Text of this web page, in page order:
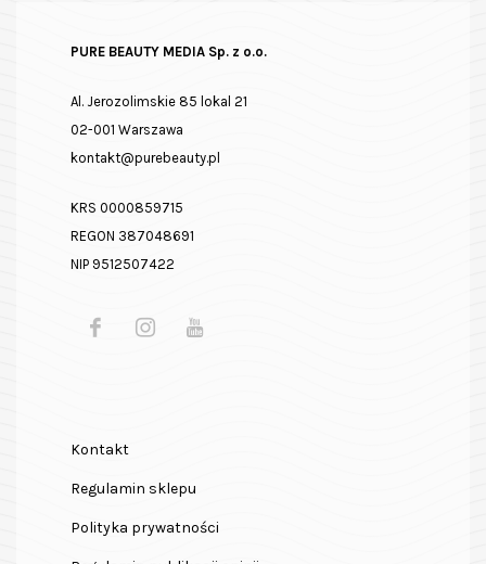
PURE BEAUTY MEDIA Sp. z o.o.
Al. Jerozolimskie 85 lokal 21
02-001 Warszawa
kontakt@purebeauty.pl
KRS 0000859715
REGON 387048691
NIP 9512507422
Kontakt
Regulamin sklepu
Polityka prywatności